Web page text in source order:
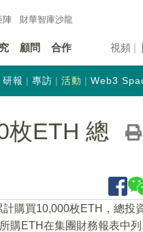
陣 財華智庫沙龍
顧問 合作 視頻
研報 專訪 活動 Web3
枚ETH 總
購買10,000枚ETH，總投
購ETH在集團財務報表中列